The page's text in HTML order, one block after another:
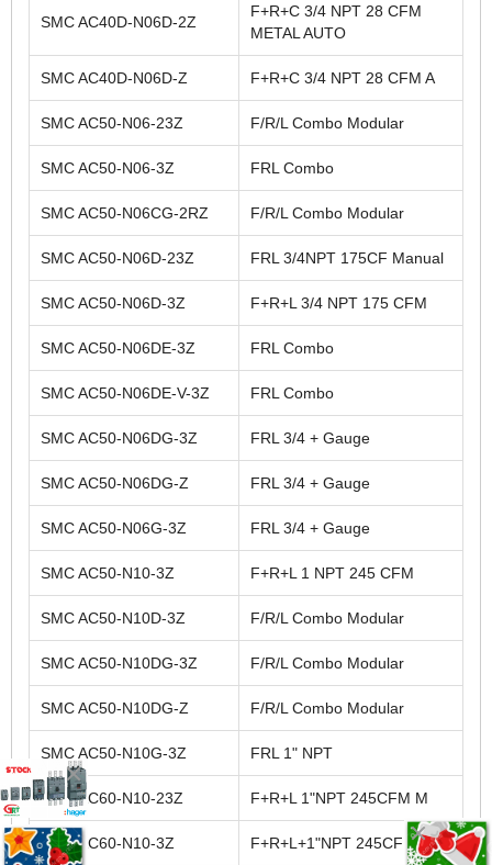
SMC AC40D-N06D-2Z
F+R+C 3/4 NPT 28 CFM
METAL AUTO
SMC AC40D-N06D-Z F+R+C 3/4 NPT 28 CFM A
SMC AC50-N06-23Z F/R/L Combo Modular
SMC AC50-N06-3Z FRL Combo
SMC AC50-N06CG-2RZ F/R/L Combo Modular
SMC AC50-N06D-23Z FRL 3/4NPT 175CF Manual
SMC AC50-N06D-3Z F+R+L 3/4 NPT 175 CFM
SMC AC50-N06DE-3Z FRL Combo
SMC AC50-N06DE-V-3Z FRL Combo
SMC AC50-N06DG-3Z FRL 3/4 + Gauge
SMC AC50-N06DG-Z FRL 3/4 + Gauge
SMC AC50-N06G-3Z FRL 3/4 + Gauge
SMC AC50-N10-3Z F+R+L 1 NPT 245 CFM
SMC AC50-N10D-3Z F/R/L Combo Modular
SMC AC50-N10DG-3Z F/R/L Combo Modular
SMC AC50-N10DG-Z F/R/L Combo Modular
SMC AC50-N10G-3Z FRL 1" NPT
SMC AC60-N10-23Z F+R+L 1"NPT 245CFM M
SMC AC60-N10-3Z F+R+L+1"NPT 245CFM